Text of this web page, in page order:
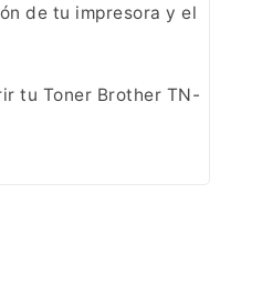
de tu impresora y el
tu Toner Brother TN-